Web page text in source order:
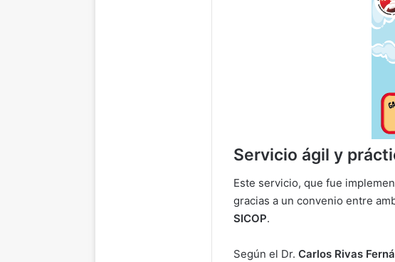
Servicio ágil y
Este servicio, que fue
gracias a un convenio entre
SICOP.
Según el Dr. Carlos Rivas